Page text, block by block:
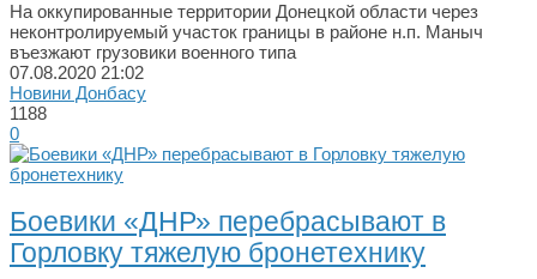
На оккупированные территории Донецкой области через
неконтролируемый участок границы в районе н.п. Маныч
въезжают грузовики военного типа
07.08.2020 21:02
Новини Донбасу
1188
0
Боевики «ДНР» перебрасывают в
Горловку тяжелую бронетехнику